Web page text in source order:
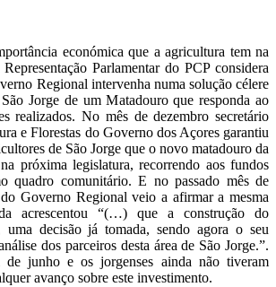
económica que a agricultura tem na
Parlamentar do PCP considera
Regional intervenha numa solução célere
Jorge de um Matadouro que responda ao
realizados. No mês de dezembro secretário
e Florestas do Governo dos Açores garantiu
de São Jorge que o novo matadouro da
próxima legislatura, recorrendo aos fundos
quadro comunitário. E no passado mês de
Governo Regional veio a afirmar a mesma
acrescentou “(…) que a construção do
uma decisão já tomada, sendo agora o seu
dos parceiros desta área de São Jorge.”.
de junho e os jorgenses ainda não tiveram
avanço sobre este investimento.